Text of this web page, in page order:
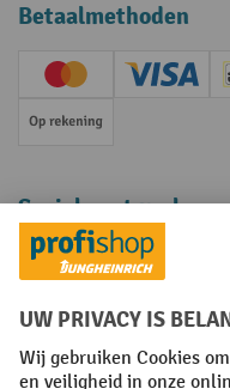
Betaalmethoden
Creditcard (Master)
Op rekening
Sociale netwerken
Facebook
YouTube
LinkedInInstagram
Algemene